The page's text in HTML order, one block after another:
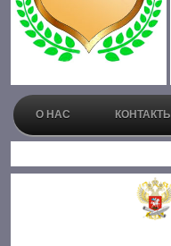
О НАС КОНТАКТЫ